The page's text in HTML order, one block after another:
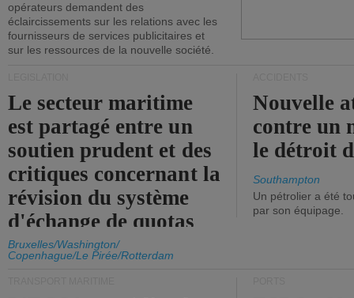
opérateurs demandent des
éclaircissements sur les relations avec les
fournisseurs de services publicitaires et
sur les ressources de la nouvelle société.
Le secteur maritime
est partagé entre un
soutien prudent et des
critiques concernant la
révision du système
d'échange de quotas
d'émission de l'UE.
Bruxelles/Washington/
Copenhague/Le Pirée/Rotterdam
Nouvelle
contre un
le détroit
Southampton
Un pétrolier a été
par son équipage.